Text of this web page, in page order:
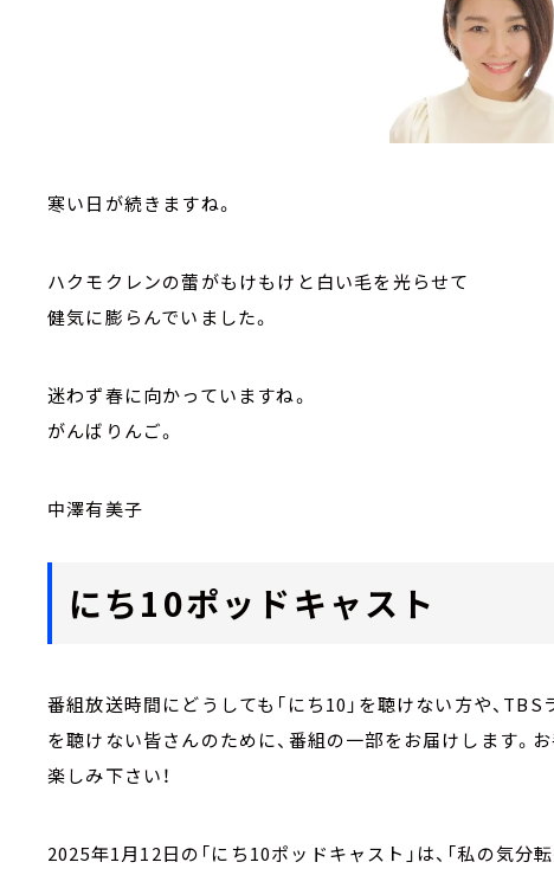
寒い日が続きますね。
ハクモクレンの蕾がもけもけと白い毛を光らせて
健気に膨らんでいました。
迷わず春に向かっていますね。
がんばりんご。
中澤有美子
にち10ポッドキャスト
番組放送時間にどうしても「にち10」を聴けない方や、
を聴けない皆さんのために、番組の一部をお届けします。
楽しみ下さい！
2025年1月12日の「にち10ポッドキャスト」は、「私の気分転